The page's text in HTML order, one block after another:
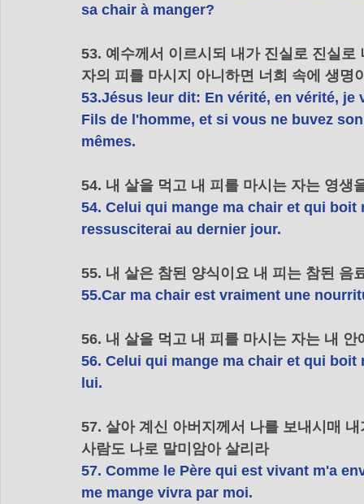
sa chair à manger?
53. 예수께서 이르시되 내가 진실로 진실
자의 피를 마시지 아니하면 너희 속에 생명
53.Jésus leur dit: En vérité, en vérité,
Fils de l'homme, et si vous ne buvez
mêmes.
54. 내 살을 먹고 내 피를 마시는 자는 영생
54. Celui qui mange ma chair et qui
ressusciterai au dernier jour.
55. 내 살은 참된 양식이요 내 피는 참된 음
55.Car ma chair est vraiment une
56. 내 살을 먹고 내 피를 마시는 자는 내
56. Celui qui mange ma chair et qui
lui.
57. 살아 계신 아버지께서 나를 보내시매
사람도 나로 말미암아 살리라
57. Comme le Père qui est vivant m'a
me mange vivra par moi.